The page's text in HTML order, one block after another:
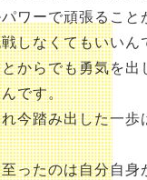
ワーで頑張ること
しなくてもいいん
からでも勇気を出
です。
今踏み出した一歩
ったのは自分自身